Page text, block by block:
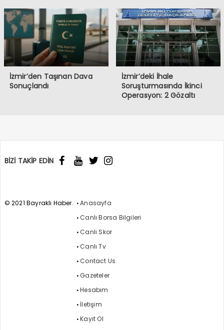
İzmir’den Taşınan Dava
Sonuçlandı
İzmir’deki İhale
Soruşturmasında İkinci
Operasyon: 2 Gözaltı
BİZİ TAKİP EDİN
© 2021 Bayraklı Haber.
Anasayfa
Canlı Borsa Bilgileri
Canlı Skor
Canlı Tv
Contact Us
Gazeteler
Hesabım
İletişim
Kayıt Ol